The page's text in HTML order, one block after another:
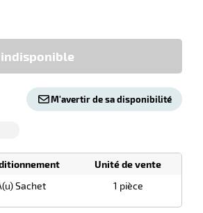
M'avertir de sa disponibilité
Unité de vente
Sachet 1 pièce